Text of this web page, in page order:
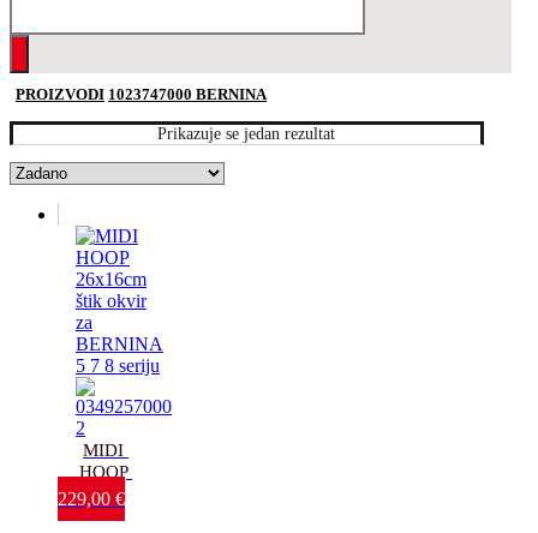
PROIZVODI 1023747000 BERNINA
Prikazuje se jedan rezultat
MIDI
HOOP
26x16cm
229,00 €